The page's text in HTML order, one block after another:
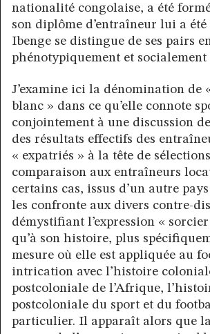
nationalité congolaise, a été
son diplôme d’entraîneur lui a
Ibenge se distingue de ses pairs
phénotypiquement et socialement
J’examine ici la dénomination de
blanc » dans ce qu’elle connote
conjointement à une discussion
des résultats effectifs des
« expatriés » à la tête de
comparaison aux entraîneurs
certains cas, issus d’un autre
les confronte aux divers contre-
démystifiant l’expression «
qu’à son histoire, plus
mesure où elle est appliquée au
intrication avec l’histoire
postcoloniale de l’Afrique,
postcoloniale du sport et du
particulier. Il apparaît alors que la